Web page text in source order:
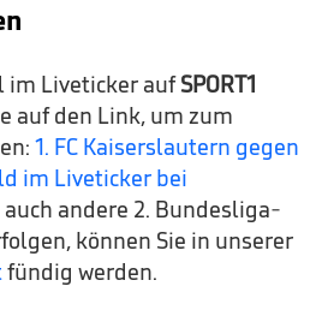
im Liveticker aufSPORT1
auf den Link, um zum
1. FC Kaiserslautern gegen
im Liveticker bei
auch andere 2. Bundesliga-
können Sie in unserer
fündig werden.